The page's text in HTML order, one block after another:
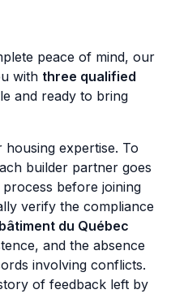
peace of mind, our
with three qualified
and ready to bring
expertise. To
builder partner goes
before joining
verify the compliance
du Québec
and the absence
involving conflicts.
of feedback left by